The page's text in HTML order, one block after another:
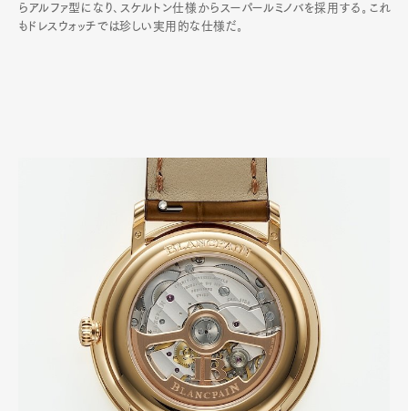
らアルファ型になり､スケルトン仕様からスーパールミノバを採用する｡これ
もドレスウォッチでは珍しい実用的な仕様だ｡